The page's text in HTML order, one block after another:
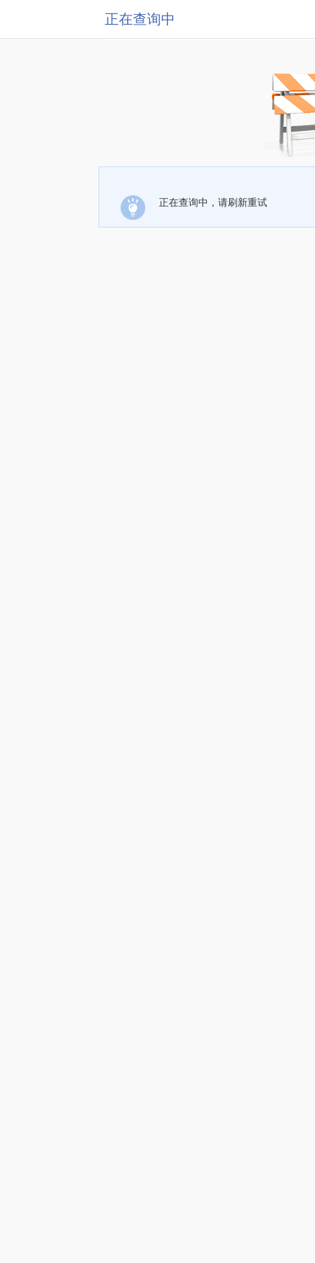
正在查询中
正在查询中，请刷新重试